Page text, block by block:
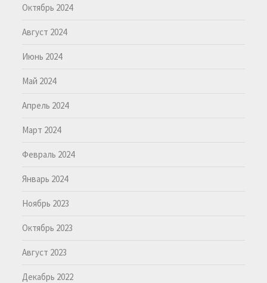
Октябрь 2024
Август 2024
Июнь 2024
Май 2024
Апрель 2024
Март 2024
Февраль 2024
Январь 2024
Ноябрь 2023
Октябрь 2023
Август 2023
Декабрь 2022